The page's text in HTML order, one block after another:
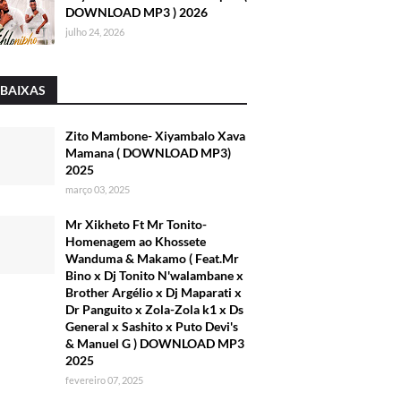
DOWNLOAD MP3 ) 2026
julho 24, 2026
Zito Mambone- Xiyambalo Xava
Mamana ( DOWNLOAD MP3)
2025
março 03, 2025
Mr Xikheto Ft Mr Tonito-
Homenagem ao Khossete
Wanduma & Makamo ( Feat.Mr
Bino x Dj Tonito N'walambane x
Brother Argélio x Dj Maparati x
Dr Panguito x Zola-Zola k1 x Ds
General x Sashito x Puto Devi's
& Manuel G ) DOWNLOAD MP3
2025
fevereiro 07, 2025